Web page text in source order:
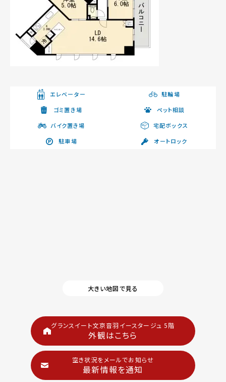
エレベーター
駐輪場
ゴミ置き場
ペット相談
バイク置き場
宅配ボックス
駐車場
オートロック
大きい地図で見る
グランスイート文京音羽イースタージュ 5階
外観はこちら
空き状況をメールでお知らせ
最新情報を通知